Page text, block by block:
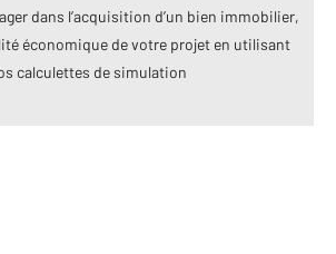
dans l’acquisition d’un bien immobilier,
économique de votre projet en utilisant
calculettes de simulation